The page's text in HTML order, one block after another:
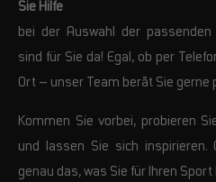
Sie Hilfe
bei der Auswahl der
sind für Sie da! Egal, ob per
Ort – unser Team berät Sie gerne
Kommen Sie vorbei, probieren
und lassen Sie sich inspirieren.
genau das, was Sie für Ihren Sport